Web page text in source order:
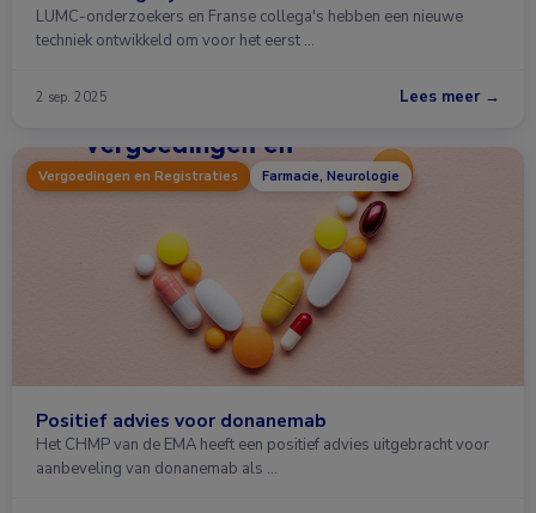
LUMC-onderzoekers en Franse collega's hebben een nieuwe
techniek ontwikkeld om voor het eerst …
2 sep. 2025 Lees meer →
Vergoedingen en Registraties Farmacie, Neurologie
Positief advies voor donanemab
Het CHMP van de EMA heeft een positief advies uitgebracht voor
aanbeveling van donanemab als …